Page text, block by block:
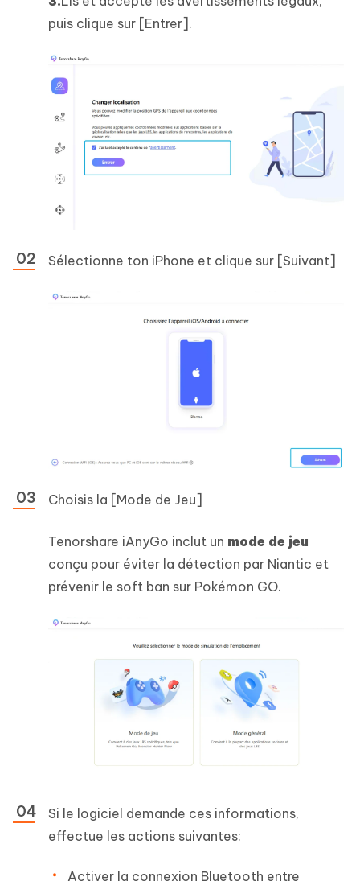
puis clique sur [Entrer].
Sélectionne ton iPhone et clique sur [Suivant]
Choisis la [Mode de Jeu]
Tenorshare iAnyGo inclut un mode de jeu
conçu pour éviter la détection par Niantic et
prévenir le soft ban sur Pokémon GO.
Si le logiciel demande ces informations,
effectue les actions suivantes:
Activer la connexion Bluetooth entre